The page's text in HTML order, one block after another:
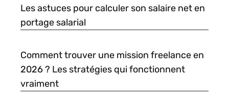
Les astuces pour calculer son salaire net en
portage salarial
Comment trouver une mission freelance en
2026 ? Les stratégies qui fonctionnent
vraiment